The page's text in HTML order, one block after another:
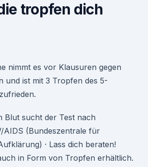
tropfen dich
nimmt es vor Klausuren gegen
und ist mit 3 Tropfen des 5-
Blut sucht der Test nach
AIDS (Bundeszentrale für
· Lass dich beraten!
in Form von Tropfen erhältlich.